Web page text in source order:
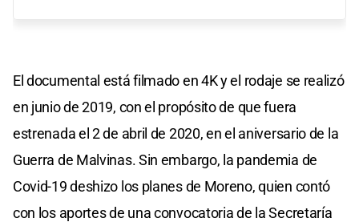
El documental está filmado en 4K y el rodaje se realizó
en junio de 2019, con el propósito de que fuera
estrenada el 2 de abril de 2020, en el aniversario de la
Guerra de Malvinas. Sin embargo, la pandemia de
Covid-19 deshizo los planes de Moreno, quien contó
con los aportes de una convocatoria de la Secretaría